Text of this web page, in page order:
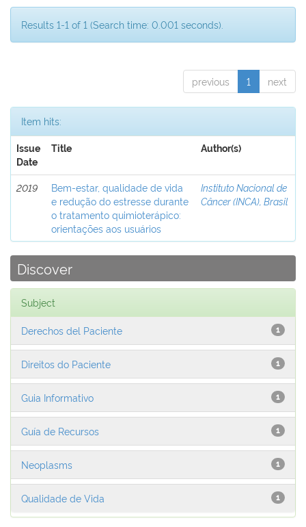
Results 1-1 of 1 (Search time: 0.001 seconds).
previous 1 next
Item hits:
Issue
Date
Title Author(s)
2019
Bem-estar, qualidade de vida
e redução do estresse durante
o tratamento quimioterápico:
orientações aos usuários
Instituto Nacional de
Câncer (INCA), Brasil
Discover
Subject
1
Derechos del Paciente
1
Direitos do Paciente
1
Guia Informativo
1
Guía de Recursos
1
Neoplasms
1
Qualidade de Vida